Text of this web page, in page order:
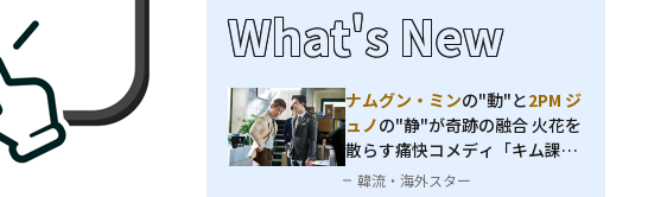
What's New
ナムグン・ミンの"動"と2PM ジ
ュノの"静"が奇跡の融合 火花を
散らす痛快コメディ「キム課長
とソ理事～Bravo! Your Life
韓流・海外スター